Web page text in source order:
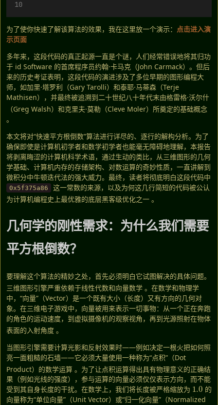
为了使你快速了解该算法的效果，我在这里放一个演示： 点击进入演
示页面
多年来，这段代码的真正起源一直是个谜，人们经常错误地将其归功
于 id Software 的首席程序员约翰·卡马克（John Carmack）。但后
来的历史考证表明，这段代码的演进涉及了多位早期的图形编程大
师，如加里·塔罗利（Gary Tarolli）和泰耶·马蒂森（Terje
Mathisen），并最终被追溯到二十世纪八十年代末由格雷格·沃尔什
（Greg Walsh）和克里夫·莫勒（Cleve Moler）所奠定的基础概念
。
本文将对“快速平方根倒数”算法进行详尽的、逐行的解构分析。为了
确保即使是计算机初学者和数学初学者也能毫无障碍地理解，本报告
将剥离晦涩的计算机科学术语，通过生动的类比，从三维图形的几何
学基础、计算机内存的存储架构、对数运算的奇妙性质，一直讲解到
微积分中牛顿迭代法的强大威力。最终，读者将彻底明白这段代码中
0x5f375a86
这一常数的来源，以及为何这几行简短的代码被公认
为计算机编程史上最优雅的底层黑客级优化之一 。
几何学的刚性需求：为什么我们需要
平方根倒数？
要理解这个算法的精妙之处，首先必须明白它试图解决的具体问题。
三维图形引擎严重依赖于线性代数和向量数学 。在数学和物理学
中，“向量”（Vector）是一个既有大小（长度）又有方向的几何对
象。在三维电子游戏中，向量被用来表示一切事物：从一个正在奔跑
的角色的运动速度，到虚拟摄像机的观察视角，再到光源照射在物体
表面的入射角度 。
当图形引擎需要计算光影和反射效果时——例如决定一根火把如何照
亮一面粗糙的石墙——它必须大量使用一种称为“点积”（Dot
Product）的数学运算 。为了让点积运算得出具有物理意义的正确结
果（例如光线的强度），参与运算的向量必须仅仅表示方向，而不能
受到其自身长度的干扰。在数学上，我们将长度被严格缩放为
1.0
的
向量称为“单位向量”（Unit Vector）或“归一化向量”（Normalized